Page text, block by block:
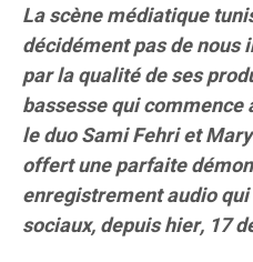
La scène médiatique
décidément pas de
par la qualité de ses
bassesse qui
le duo Sami Fehri et
offert une parfaite
enregistrement audio
sociaux, depuis hier, 17